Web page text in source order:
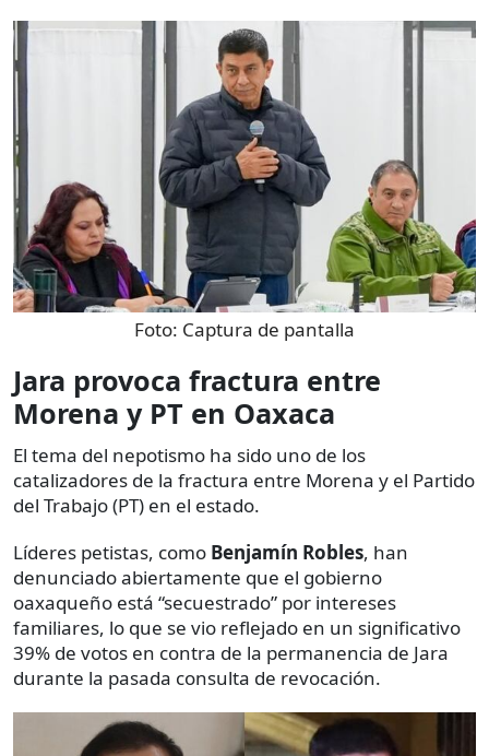
Foto: Captura de pantalla
Jara provoca fractura entre
Morena y PT en Oaxaca
El tema del nepotismo ha sido uno de los
catalizadores de la fractura entre Morena y el Partido
del Trabajo (PT) en el estado.
Líderes petistas, como Benjamín Robles, han
denunciado abiertamente que el gobierno
oaxaqueño está “secuestrado” por intereses
familiares, lo que se vio reflejado en un significativo
39% de votos en contra de la permanencia de Jara
durante la pasada consulta de revocación.